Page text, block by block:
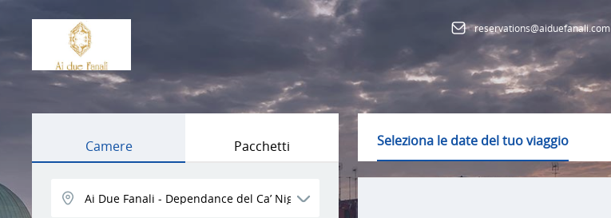
reservations@aiduefanali.com
Camere Pacchetti Seleziona le date del tuo viaggio